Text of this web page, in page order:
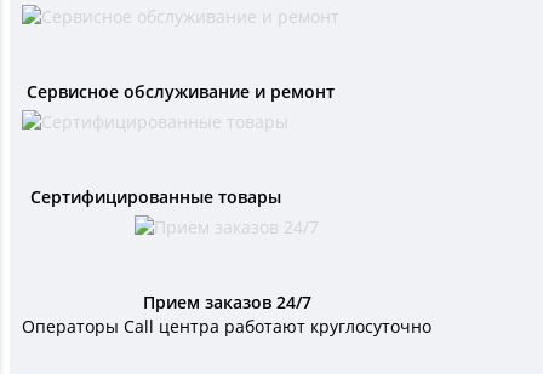
Сервисное обслуживание и ремонт
Сертифицированные товары
Прием заказов 24/7
Операторы Call центра работают круглосуточно